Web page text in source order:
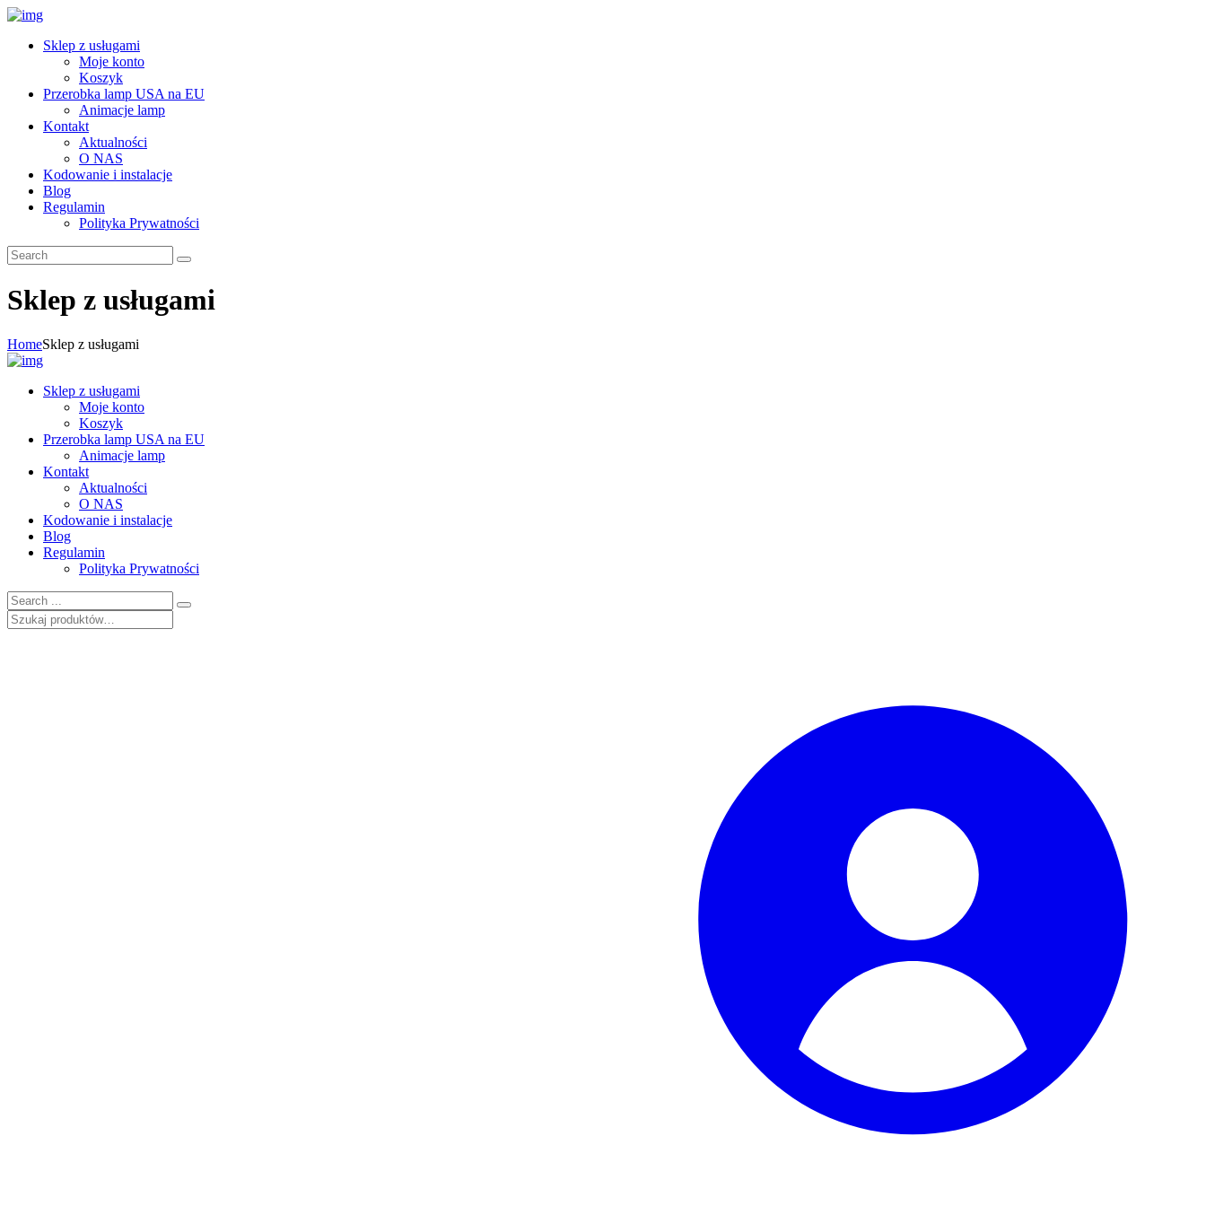
Sklep z usługami
Moje konto
Koszyk
Przerobka lamp USA na EU
Animacje lamp
Kontakt
Aktualności
O NAS
Kodowanie i instalacje
Blog
Regulamin
Polityka Prywatności
Sklep z usługami
HomeSklep z usługami
Sklep z usługami
Moje konto
Koszyk
Przerobka lamp USA na EU
Animacje lamp
Kontakt
Aktualności
O NAS
Kodowanie i instalacje
Blog
Regulamin
Polityka Prywatności
Szukaj